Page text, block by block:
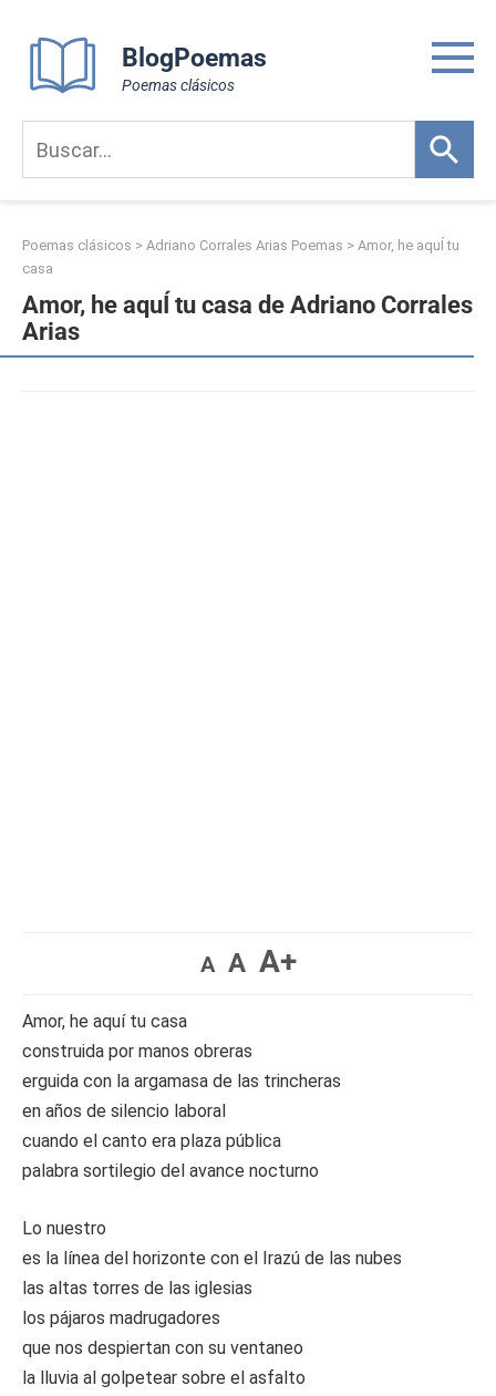
content
BlogPoemas
Poemas clásicos
Poemas clásicos > Adriano Corrales Arias Poemas > Amor, he aquÍ tu
casa
Amor, he aquÍ tu casa de Adriano Corrales
Arias
A A A+
Amor, he aquí tu casa
construida por manos obreras
erguida con la argamasa de las trincheras
en años de silencio laboral
cuando el canto era plaza pública
palabra sortilegio del avance nocturno
Lo nuestro
es la línea del horizonte con el Irazú de las nubes
las altas torres de las iglesias
los pájaros madrugadores
que nos despiertan con su ventaneo
la lluvia al golpetear sobre el asfalto